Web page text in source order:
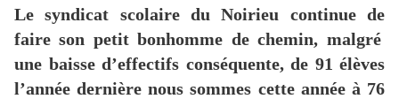
Le syndicat scolaire du Noirieu continue de
faire son petit bonhomme de chemin, malgré
une baisse d’effectifs conséquente, de 91 élèves
l’année dernière nous sommes cette année à 76